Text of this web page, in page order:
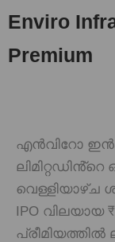
Enviro
Premium
എൻവിറോ
വെള്ളിയാഴ്ച
IPO വിലയായ
പ്രീമിയത്തിൽ